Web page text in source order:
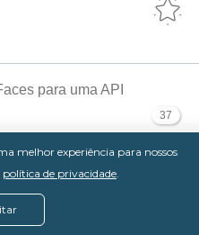
37
para uma API
melhor experiência para nossos
política de privacidade.